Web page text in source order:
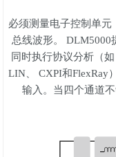
必须测量电子控制单元
总线波形。 DLM5000
同时执行协议分析（
LIN、 CXPI和FlexRay
输入。当四个通道